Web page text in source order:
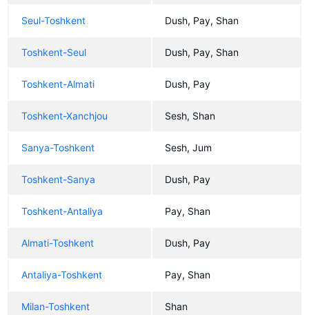
Seul-Toshkent Dush, Pay, Shan
Toshkent-Seul Dush, Pay, Shan
Toshkent-Almati Dush, Pay
Toshkent-Xanchjou Sesh, Shan
Sanya-Toshkent Sesh, Jum
Toshkent-Sanya Dush, Pay
Toshkent-Antaliya Pay, Shan
Almati-Toshkent Dush, Pay
Antaliya-Toshkent Pay, Shan
Milan-Toshkent Shan